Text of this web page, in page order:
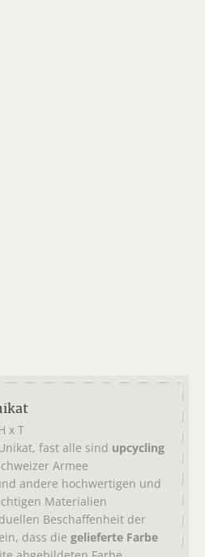
x T
fast alle sind upcycling
Armee
andere hochwertigen und
Materialien
Beschaffenheit der
dass die gelieferte Farbe